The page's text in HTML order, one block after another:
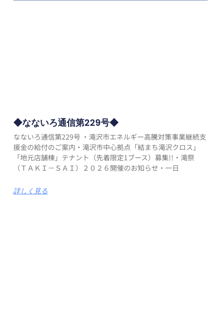
◆なないろ通信第229号◆
なないろ通信第229号 ・滝沢市エネルギー高騰対策事業継続支
援金の給付のご案内・滝沢市中心拠点「結まち滝沢クロス」
「地元店舗棟」テナント（先着限定1ブース）募集!!・滝祭
（ＴＡＫＩ－ＳＡＩ）２０２６開催のお知らせ・一日
詳しく見る